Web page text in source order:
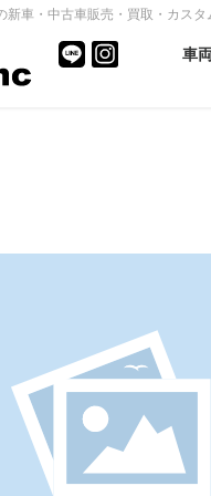
新車・中古車販売・買取・カス
車